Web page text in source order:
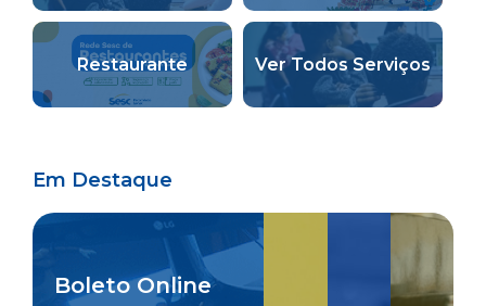
Restaurante Ver Todos Serviços
Em Destaque
Boleto Online